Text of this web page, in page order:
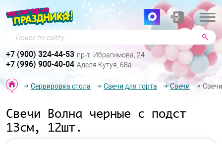
Поиск по сайту
+7 (900) 324-44-53 пр-т. Ибрагимова, 24
+7 (996) 900-40-04 Аделя Кутуя, 68а
Сервировка стола Свечи для торта Свечи
Свечи Волна черные с подст
13см, 12шт.